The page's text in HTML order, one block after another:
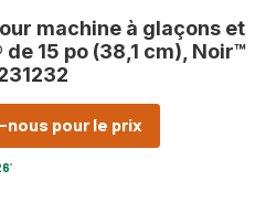
machine à glaçons et
15 po (38,1 cm), Noir™
pour le prix
*